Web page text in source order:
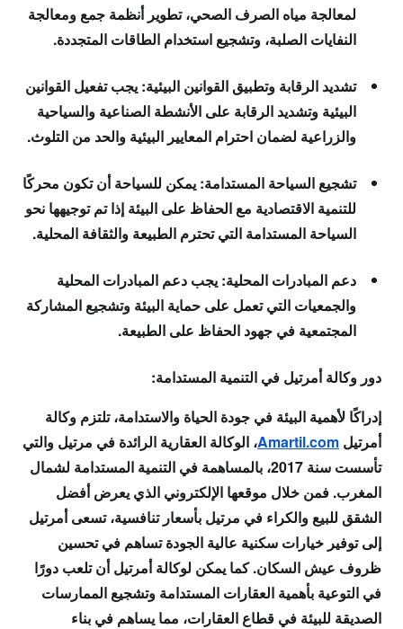
لمعالجة مياه الصرف الصحي، تطوير أنظمة جمع ومعالجة
النفايات الصلبة، وتشجيع استخدام الطاقات المتجددة.
تشديد الرقابة وتطبيق القوانين البيئية: يجب تفعيل القوانين
البيئية وتشديد الرقابة على الأنشطة الصناعية والسياحية
والزراعية لضمان احترام المعايير البيئية والحد من التلوث.
تشجيع السياحة المستدامة: يمكن للسياحة أن تكون محركًا
للتنمية الاقتصادية مع الحفاظ على البيئة إذا تم توجيهها نحو
السياحة المستدامة التي تحترم الطبيعة والثقافة المحلية.
دعم المبادرات المحلية: يجب دعم المبادرات المحلية
والجمعيات التي تعمل على حماية البيئة وتشجيع المشاركة
المجتمعية في جهود الحفاظ على الطبيعة.
دور وكالة أمرتيل في التنمية المستدامة:
إدراكًا لأهمية البيئة في جودة الحياة والاستدامة، تلتزم وكالة
أمرتيل Amartil.com، الوكالة العقارية الرائدة في مرتيل والتي
تأسست سنة 2017، بالمساهمة في التنمية المستدامة لشمال
المغرب. فمن خلال موقعها الإلكتروني الذي يعرضأفضل
الشقق للبيع والكراء في مرتيل بأسعار تنافسية، تسعىأمرتيل
إلى توفير خيارات سكنية عالية الجودة تساهم في تحسين
ظروف عيش السكان. كما يمكن لوكالةأمرتيلأن تلعب دورًا
في التوعية بأهمية العقارات المستدامة وتشجيع الممارسات
الصديقة للبيئة في قطاع العقارات، مما يساهم في بناء